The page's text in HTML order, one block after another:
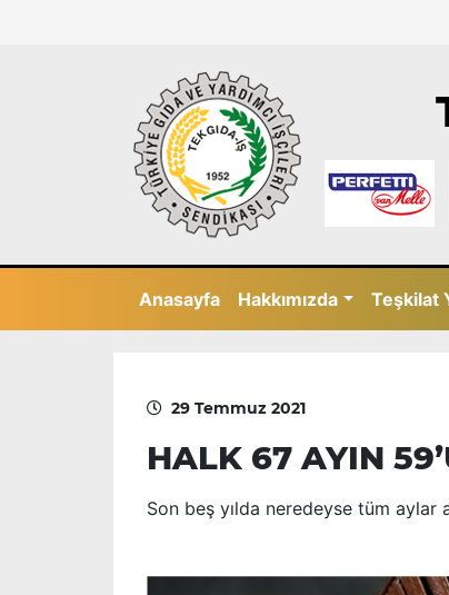
Anasayfa Hakkımızda Teşkilat
29 Temmuz 2021
HALK 67 AYIN
Son beş yılda neredeyse tüm aylar